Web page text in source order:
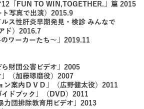
12「FUN TO WIN,TOGETHER.」篇 2015
ト写真で出演）2015.9
ス性肝炎早期発見・検診 みんなで
ド）2016.7
ワーカーたち～」2019.11
ら財団公害ビデオ」2005
」（加藤琢磨役）2007
ン案内ＤＶＤ」（広野健太役）2011
イドブック」（DVD）2011
力団排除教育用ビデオ」2013